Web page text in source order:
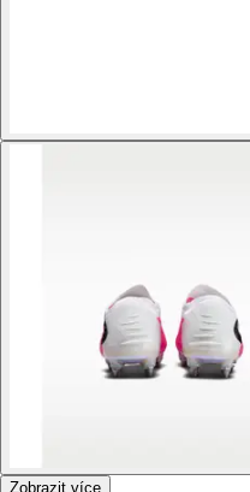
Zobrazit více